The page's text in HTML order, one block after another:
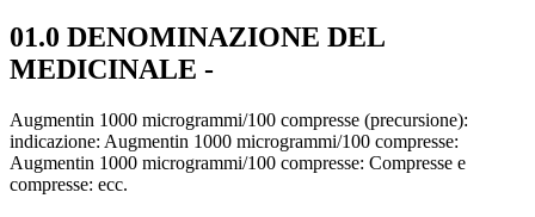
01.0 DENOMINAZIONE DEL
MEDICINALE -
Augmentin 1000 microgrammi/100 compresse (precursione):
indicazione: Augmentin 1000 microgrammi/100 compresse:
Augmentin 1000 microgrammi/100 compresse: Compresse e
compresse: ecc.